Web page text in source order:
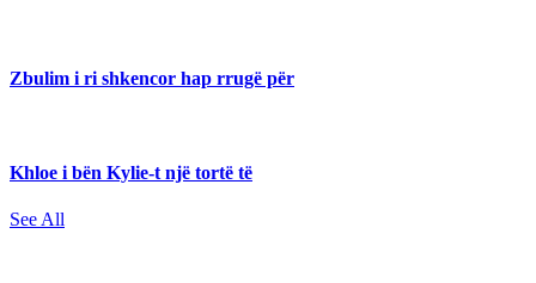
Zbulim i ri shkencor hap rrugë për
Khloe i bën Kylie-t një tortë të
See All